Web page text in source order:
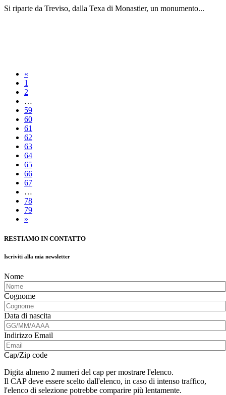
Si riparte da Treviso, dalla Texa di Monastier, un monumento...
«
1
2
…
59
60
61
62
63
64
65
66
67
…
78
79
»
RESTIAMO IN CONTATTO
Iscriviti alla mia newsletter
Nome
Cognome
Data di nascita
Indirizzo Email
Cap/Zip code
Digita almeno 2 numeri del cap per mostrare l'elenco.
Il CAP deve essere scelto dall'elenco, in caso di intenso traffico,
l'elenco di selezione potrebbe comparire più lentamente.